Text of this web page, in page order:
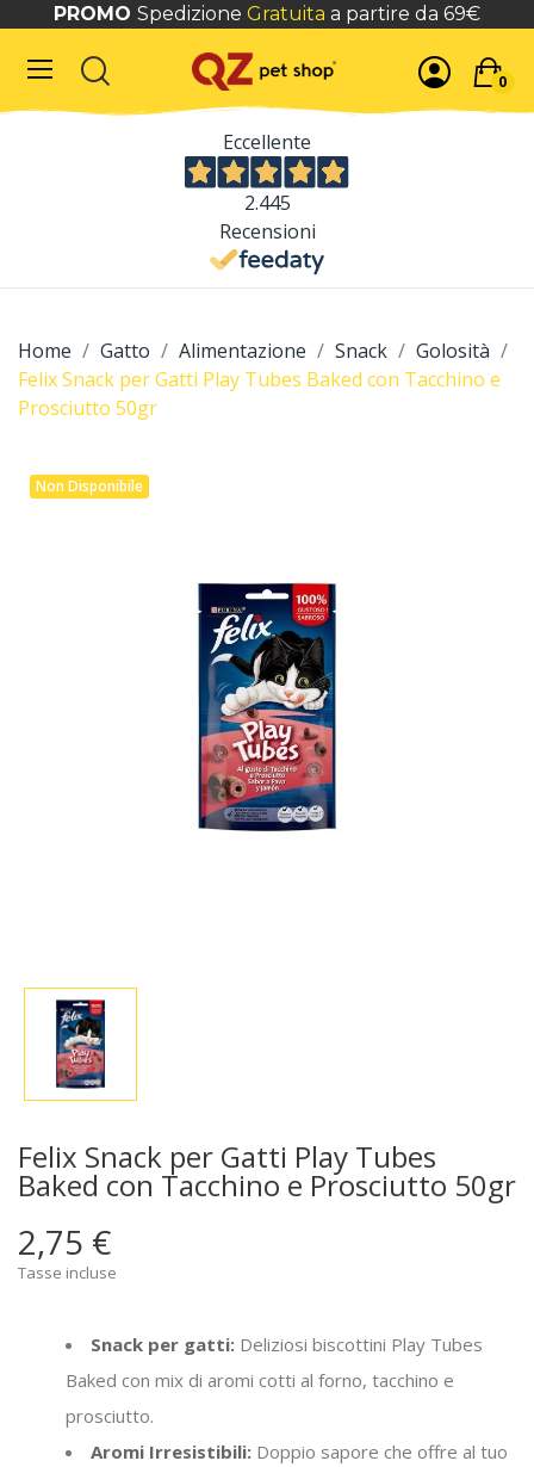
PROMO Spedizione Gratuita a partire da 69€
0
Eccellente
2.445
Recensioni
Home Gatto Alimentazione Snack
Golosità
Felix Snack per Gatti Play Tubes Baked con Tacchino e
Prosciutto 50gr
Non Disponibile
Felix Snack per Gatti Play Tubes
Baked con Tacchino e Prosciutto 50gr
2,75 €
Tasse incluse
Snack per gatti: Deliziosi biscottini Play Tubes
Baked con mix di aromi cotti al forno, tacchino e
prosciutto.
Aromi Irresistibili: Doppio sapore che offre al tuo